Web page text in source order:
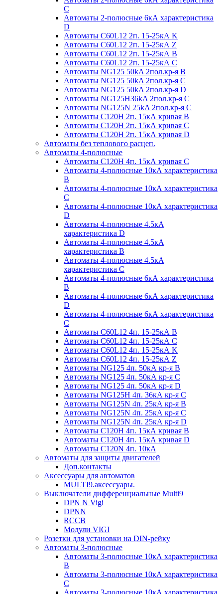
C
Автоматы 2-полюсные 6кА характеристика
D
Автоматы C60L12 2п. 15-25кА K
Автоматы C60L12 2п. 15-25кА Z
Автоматы C60L12 2п. 15-25кА B
Автоматы C60L12 2п. 15-25кА C
Автоматы NG125 50kA 2пол.кр-я B
Автоматы NG125 50kA 2пол.кр-я C
Автоматы NG125 50kA 2пол.кр-я D
Автоматы NG125H36kA 2пол.кр-я C
Автоматы NG125N 25kA 2пол.кр-я C
Автоматы С120H 2п. 15кА кривая B
Автоматы С120H 2п. 15кА кривая C
Автоматы С120H 2п. 15кА кривая D
Автоматы без теплового расцеп.
Автоматы 4-полюсные
Автоматы С120H 4п. 15кА кривая C
Автоматы 4-полюсные 10кА характеристика
B
Автоматы 4-полюсные 10кА характеристика
C
Автоматы 4-полюсные 10кА характеристика
D
Автоматы 4-полюсные 4.5кА
характеристика D
Автоматы 4-полюсные 4.5кА
характеристика В
Автоматы 4-полюсные 4.5кА
характеристика С
Автоматы 4-полюсные 6кА характеристика
B
Автоматы 4-полюсные 6кА характеристика
D
Автоматы 4-полюсные 6кА характеристика
С
Автоматы C60L12 4п. 15-25кА B
Автоматы C60L12 4п. 15-25кА C
Автоматы C60L12 4п. 15-25кА K
Автоматы C60L12 4п. 15-25кА Z
Автоматы NG125 4п. 50кА кр-я B
Автоматы NG125 4п. 50кА кр-я C
Автоматы NG125 4п. 50кА кр-я D
Автоматы NG125H 4п. 36кА кр-я C
Автоматы NG125N 4п. 25кА кр-я B
Автоматы NG125N 4п. 25кА кр-я C
Автоматы NG125N 4п. 25кА кр-я D
Автоматы С120H 4п. 15кА кривая B
Автоматы С120H 4п. 15кА кривая D
Автоматы С120N 4п. 10кА
Автоматы для защиты двигателей
Доп.контакты
Аксессуары для автоматов
MULTI9.аксессуары.
Выключатели дифференциальные Multi9
DPN N Vigi
DPNN
RCCB
Модули VIGI
Розетки для установки на DIN-рейку
Автоматы 3-полюсные
Автоматы 3-полюсные 10кА характеристика
B
Автоматы 3-полюсные 10кА характеристика
C
Автоматы 3-полюсные 10кА характеристика